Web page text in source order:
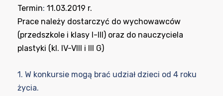
Termin: 11.03.2019 r.
Prace należy dostarczyć do wychowawców
(przedszkole i klasy I-III) oraz do nauczyciela
plastyki (kl. IV-VIII i III G)
1. W konkursie mogą brać udział dzieci od 4 roku
życia.